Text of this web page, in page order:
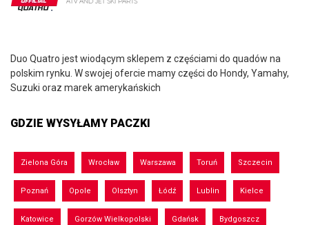
Duo Quatro jest wiodącym sklepem z częściami do quadów na
polskim rynku. W swojej ofercie mamy części do Hondy, Yamahy,
Suzuki oraz marek amerykańskich
GDZIE WYSYŁAMY PACZKI
Zielona Góra Wrocław Warszawa Toruń Szczecin
Poznań Opole Olsztyn Łódź Lublin Kielce
Katowice Gorzów Wielkopolski Gdańsk Bydgoszcz